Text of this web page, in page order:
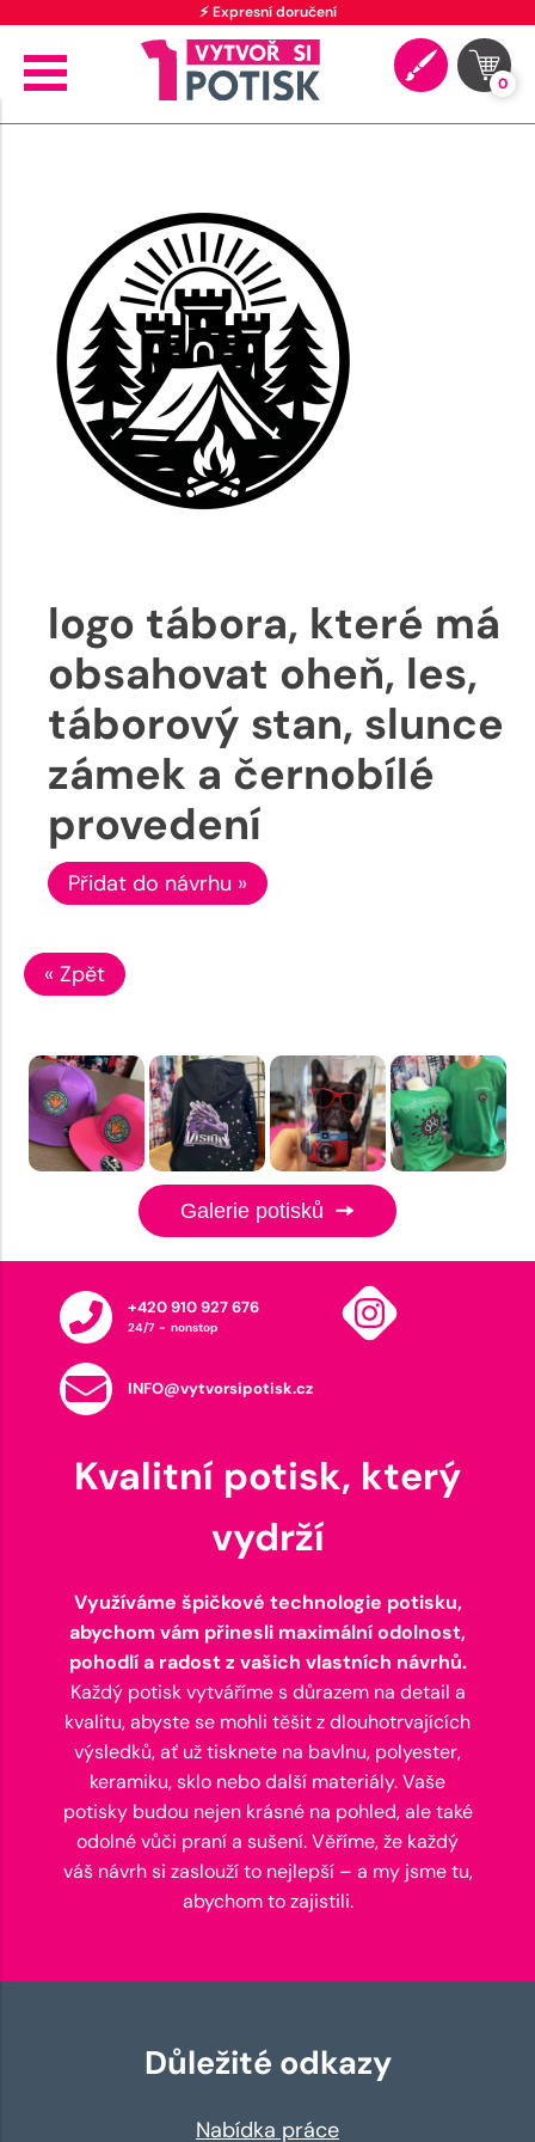
⚡ Expresní doručení
0
logo tábora, které má
obsahovat oheň, les,
táborový stan, slunce
zámek a černobílé
provedení
Přidat do návrhu »
« Zpět
Galerie potisků
+420 910 927 676
24/7 - nonstop
INFO@vytvorsipotisk.cz
Kvalitní potisk, který
vydrží
Využíváme špičkové technologie potisku,
abychom vám přinesli maximální odolnost,
pohodlí a radost z vašich vlastních návrhů.
Každý potisk vytváříme s důrazem na detail a
kvalitu, abyste se mohli těšit z dlouhotrvajících
výsledků, ať už tisknete na bavlnu, polyester,
keramiku, sklo nebo další materiály. Vaše
potisky budou nejen krásné na pohled, ale také
odolné vůči praní a sušení. Věříme, že každý
váš návrh si zaslouží to nejlepší – a my jsme tu,
abychom to zajistili.
Důležité odkazy
Nabídka práce